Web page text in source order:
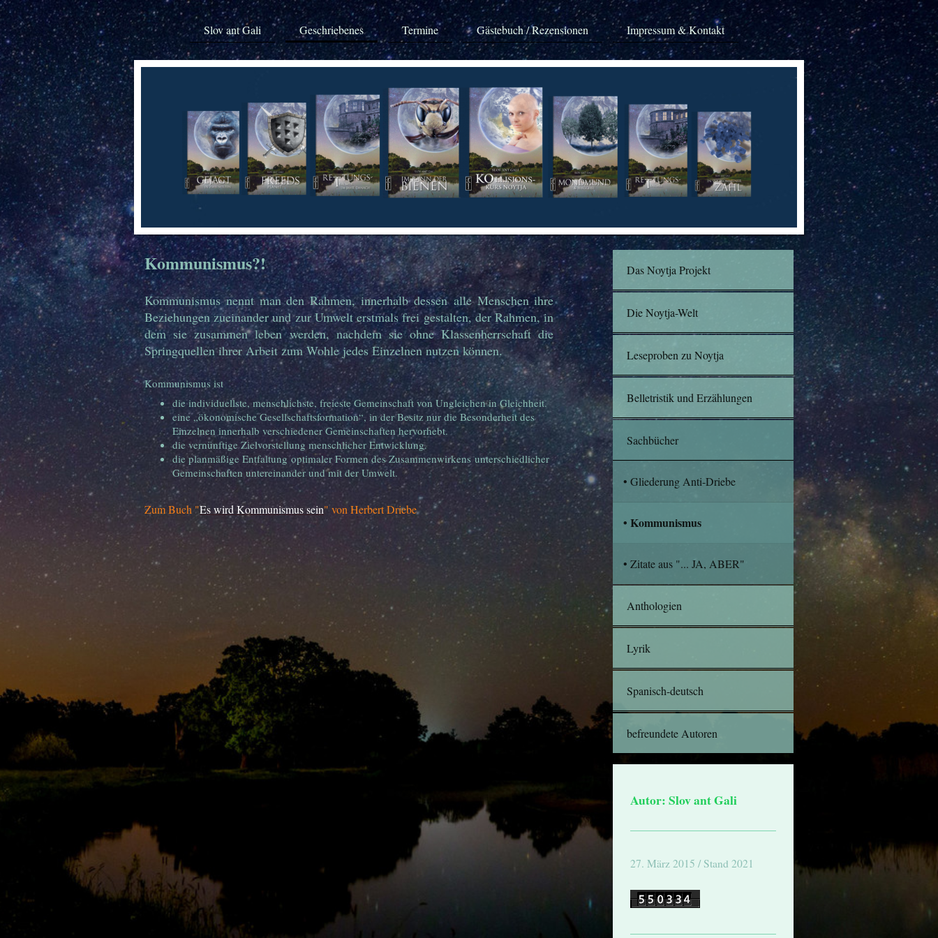
Slov ant Gali Geschriebenes Termine Gästebuch / Rezensionen Impressum & Kontakt
Kommunismus?!
Kommunismus nennt man den Rahmen, innerhalb dessen alle Menschen ihre
Beziehungen zueinander und zur Umwelt erstmals frei gestalten, der Rahmen, in
dem sie zusammen leben werden, nachdem sie ohne Klassenherrschaft die
Springquellen ihrer Arbeit zum Wohle jedes Einzelnen nutzen können.
Kommunismus ist
die individuellste, menschlichste, freieste Gemeinschaft von Ungleichen in Gleichheit.
eine „ökonomische Gesellschaftsformation“, in der Besitz nur die Besonderheit des
Einzelnen innerhalb verschiedener Gemeinschaften hervorhebt.
die vernünftige Zielvorstellung menschlicher Entwicklung.
die planmäßige Entfaltung optimaler Formen des Zusammenwirkens unterschiedlicher
Gemeinschaften untereinander und mit der Umwelt.
Zum Buch "Es wird Kommunismus sein" von Herbert Driebe
Das Noytja Projekt
Die Noytja-Welt
Leseproben zu Noytja
Belletristik und Erzählungen
Sachbücher
Gliederung Anti-Driebe
Kommunismus
Zitate aus "... JA, ABER"
Anthologien
Lyrik
Spanisch-deutsch
befreundete Autoren
Autor: Slov ant Gali
27. März 2015 / Stand 2021